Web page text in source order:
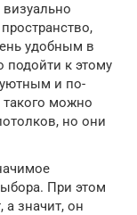
удобным в
подойти к этому
уютным и по-
можно
но они
При этом
а значит, он